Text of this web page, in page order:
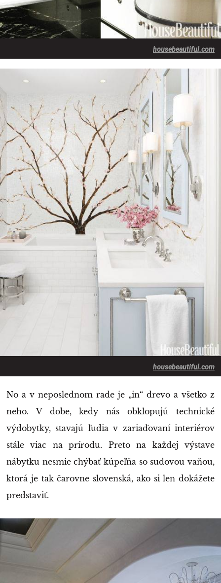
housebeautiful.com
housebeautiful.com
No a v neposlednom rade je „in“ drevo a všetko z
neho. V dobe, kedy nás obklopujú technické
výdobytky, stavajú ľudia v zariaďovaní interiérov
stále viac na prírodu. Preto na každej výstave
nábytku nesmie chýbať kúpeľňa so sudovou vaňou,
ktorá je tak čarovne slovenská, ako si len dokážete
predstaviť.